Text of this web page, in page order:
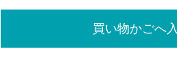
買い物かごへ